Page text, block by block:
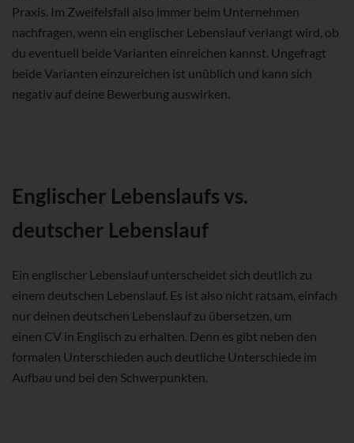
Praxis. Im Zweifelsfall also immer beim Unternehmen
nachfragen, wenn ein englischer Lebenslauf verlangt wird, ob
du eventuell beide Varianten einreichen kannst. Ungefragt
beide Varianten einzureichen ist unüblich und kann sich
negativ auf deine Bewerbung auswirken.
Englischer Lebenslaufs vs.
deutscher Lebenslauf
Ein englischer Lebenslauf unterscheidet sich deutlich zu
einem deutschen Lebenslauf. Es ist also nicht ratsam, einfach
nur deinen deutschen Lebenslauf zu übersetzen, um
einen CV in Englisch zu erhalten. Denn es gibt neben den
formalen Unterschieden auch deutliche Unterschiede im
Aufbau und bei den Schwerpunkten.